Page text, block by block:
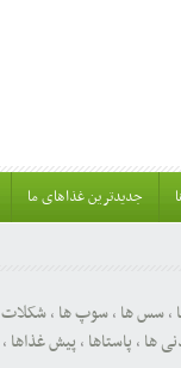
:
جدیدترین غذاهای ما
,سس ها ,سوپ ها ,شکلات
ها , پاستاها ,پیش غذاها ,